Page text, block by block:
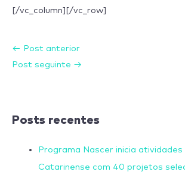
[/vc_column][/vc_row]
← Post anterior
Post seguinte →
Posts recentes
Programa Nascer inicia atividades
Catarinense com 40 projetos